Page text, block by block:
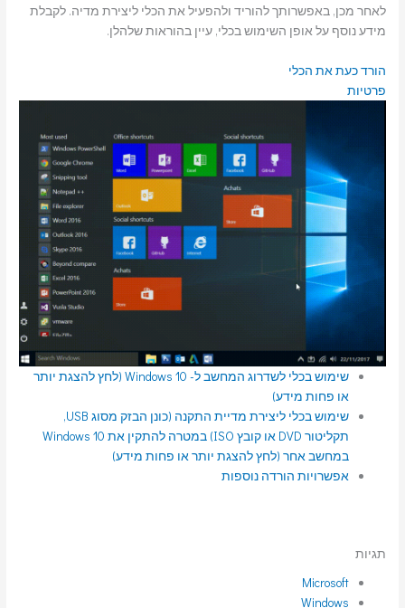
לאחר מכן, באפשרותך להוריד ולהפעיל את הכלי ליצירת מדיה. לקבלת
מידע נוסף על אופן השימוש בכלי, עיין בהוראות שלהלן.
הורד כעת את הכלי
פרטיות
שימוש בכלי לשדרוג המחשב ל- Windows 10 (לחץ להצגת יותר
או פחות מידע)
שימוש בכלי ליצירת מדיית התקנה (כונן הבזק מסוג USB,
תקליטור DVD או קובץ ISO) במטרה להתקין את Windows 10
במחשב אחר (לחץ להצגת יותר או פחות מידע)
אפשרויות הורדה נוספות
תגיות
Microsoft
Windows